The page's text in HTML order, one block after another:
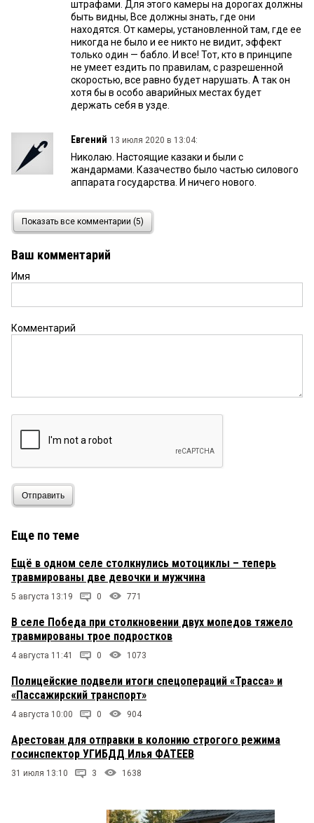
штрафами. Для этого камеры на дорогах должны
быть видны, Все должны знать, где они
находятся. От камеры, установленной там, где ее
никогда не было и ее никто не видит, эффект
только один — бабло. И все! Тот, кто в принципе
не умеет ездить по правилам, с разрешенной
скоростью, все равно будет нарушать. А так он
хотя бы в особо аварийных местах будет
держать себя в узде.
Евгений 13 июля 2020 в 13:04:
Николаю. Настоящие казаки и были с
жандармами. Казачество было частью силового
аппарата государства. И ничего нового.
13 июля 2020 в 10:35:
Во-первых, это никакие не казаки, настоящие
во-вторых, треноги стоят только с одной целью
населения. Если бы была бы цель
предупредительные знаки, как ставят у
стационарных камер.
улучшают ситуацию, а прячутся за световыми
опорами, в кустах, в траве, т. е. нужны только для
интеллектуальное высказывание? Итак,
получается:1. Улучшить ситуацию можно только
нарушать ПДД.2. Улучшить ситуацию можно,
обосновывает разного рода решения горсовета
анекдотов.
Показать все комментарии (5)
Ваш комментарий
Имя
Комментарий
Отправить
Еще по теме
Ещё в одном селе столкнулись мотоциклы – теперь
травмированы две девочки и мужчина
5 августа 13:19 0 771
В селе Победа при столкновении двух мопедов тяжело
травмированы трое подростков
4 августа 11:41 0 1073
Полицейские подвели итоги спецопераций «Трасса» и
«Пассажирский транспорт»
4 августа 10:00 0 904
Арестован для отправки в колонию строгого режима
госинспектор УГИБДД Илья ФАТЕЕВ
31 июля 13:10 3 1638